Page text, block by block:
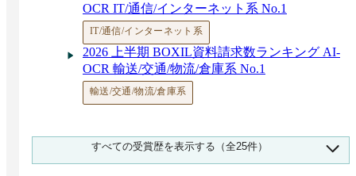
OCR IT/通信/インターネット系 No.1
IT/通信/インターネット系
2026 上半期 BOXIL資料請求数ランキング AI-
OCR 輸送/交通/物流/倉庫系 No.1
輸送/交通/物流/倉庫系
2026 上半期 BOXIL資料請求数ランキング AI-
OCR 金融/保険系 No.1
すべての受賞歴を表示する（全25件）